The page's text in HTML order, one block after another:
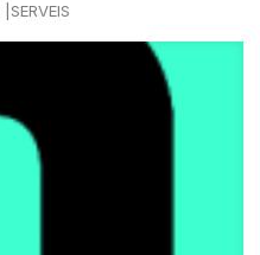
SERVEIS